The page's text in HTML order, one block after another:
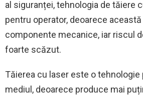
al siguranței, tehnologia de tăiere
pentru operator, deoarece
componente mecanice, iar riscul
foarte scăzut.
Tăierea cu laser este o
mediul, deoarece produce mai